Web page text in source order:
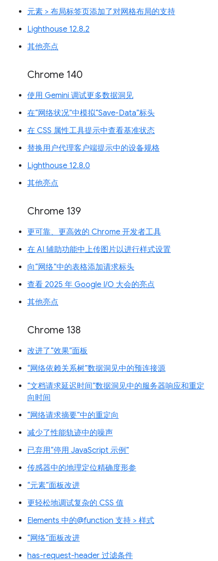
元素 > 布局标签页添加了对网格布局的支持
Lighthouse 12.8.2
其他亮点
Chrome 140
使用 Gemini 调试更多数据洞见
在“网络状况”中模拟“Save-Data”标头
在 CSS 属性工具提示中查看基准状态
替换用户代理客户端提示中的设备规格
Lighthouse 12.8.0
其他亮点
Chrome 139
更可靠、更高效的 Chrome 开发者工具
在 AI 辅助功能中上传图片以进行样式设置
向“网络”中的表格添加请求标头
查看 2025 年 Google I/O 大会的亮点
其他亮点
Chrome 138
改进了“效果”面板
“网络依赖关系树”数据洞见中的预连接源
“文档请求延迟时间”数据洞见中的服务器响应和重定
向时间
“网络请求摘要”中的重定向
减少了性能轨迹中的噪声
已弃用“停用 JavaScript 示例”
传感器中的地理定位精确度形参
“元素”面板改进
更轻松地调试复杂的 CSS 值
Elements 中的@function 支持 > 样式
“网络”面板改进
has-request-header 过滤条件